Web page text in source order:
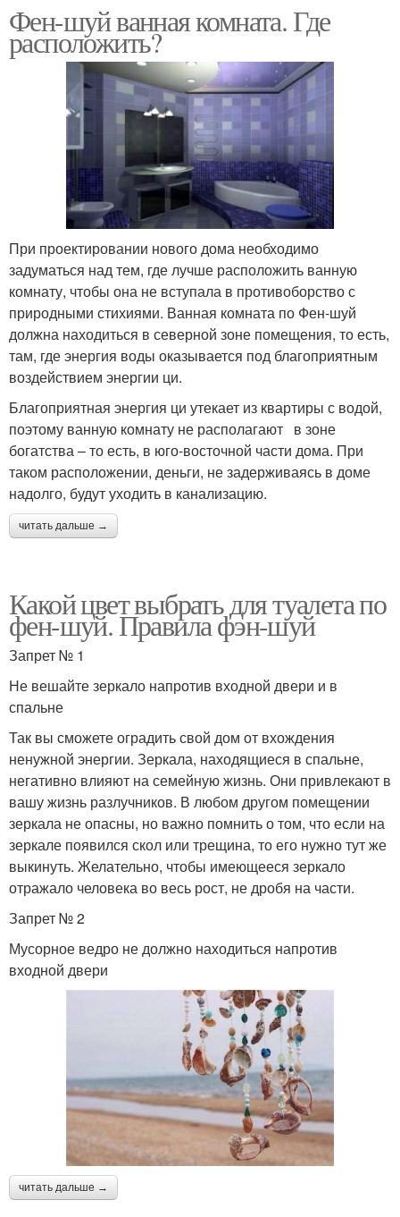
Фен-шуй ванная комната. Где
расположить?
При проектировании нового дома необходимо
задуматься над тем, где лучше расположить ванную
комнату, чтобы она не вступала в противоборство с
природными стихиями. Ванная комната по Фен-шуй
должна находиться в северной зоне помещения, то есть,
там, где энергия воды оказывается под благоприятным
воздействием энергии ци.
Благоприятная энергия ци утекает из квартиры с водой,
поэтому ванную комнату не располагают в зоне
богатства – то есть, в юго-восточной части дома. При
таком расположении, деньги, не задерживаясь в доме
надолго, будут уходить в канализацию.
читать дальше →
Какой цвет выбрать для туалета по
фен-шуй. Правила фэн-шуй
Запрет № 1
Не вешайте зеркало напротив входной двери и в
спальне
Так вы сможете оградить свой дом от вхождения
ненужной энергии. Зеркала, находящиеся в спальне,
негативно влияют на семейную жизнь. Они привлекают в
вашу жизнь разлучников. В любом другом помещении
зеркала не опасны, но важно помнить о том, что если на
зеркале появился скол или трещина, то его нужно тут же
выкинуть. Желательно, чтобы имеющееся зеркало
отражало человека во весь рост, не дробя на части.
Запрет № 2
Мусорное ведро не должно находиться напротив
входной двери
читать дальше →